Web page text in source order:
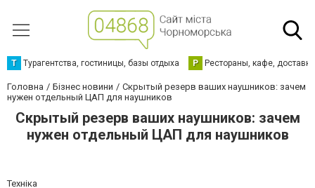
Т Турагентства, гостиницы, базы отдыха Р Рестораны, кафе,
Головна Бізнес новини
Скрытый резерв ваших наушников: зачем
нужен отдельный ЦАП для наушников
Скрытый резерв ваших наушников: зачем
нужен отдельный ЦАП для наушников
Техніка